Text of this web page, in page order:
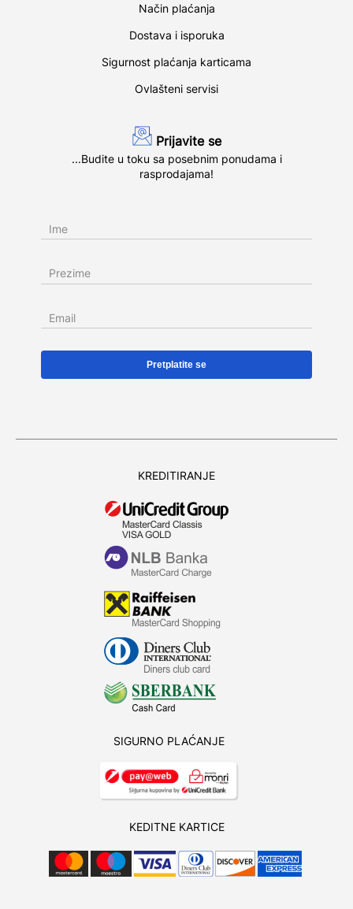
Način plaćanja
Dostava i isporuka
Sigurnost plaćanja karticama
Ovlašteni servisi
Prijavite se
...Budite u toku sa posebnim ponudama i
rasprodajama!
Ime
Prezime
Email
KREDITIRANJE
SIGURNO PLAĆANJE
KEDITNE KARTICE